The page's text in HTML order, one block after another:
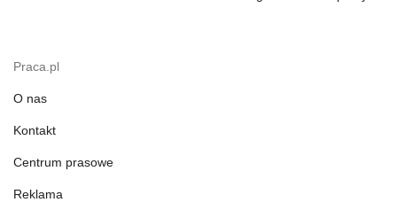
Praca.pl
O nas
Kontakt
Centrum prasowe
Reklama